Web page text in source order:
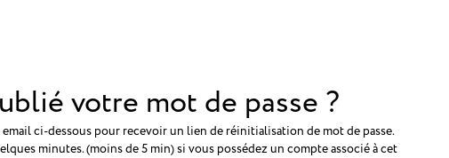
votre mot de passe ?
ci-dessous pour recevoir un lien de réinitialisation de mot de passe.
minutes. (moins de 5 min) si vous possédez un compte associé à cet